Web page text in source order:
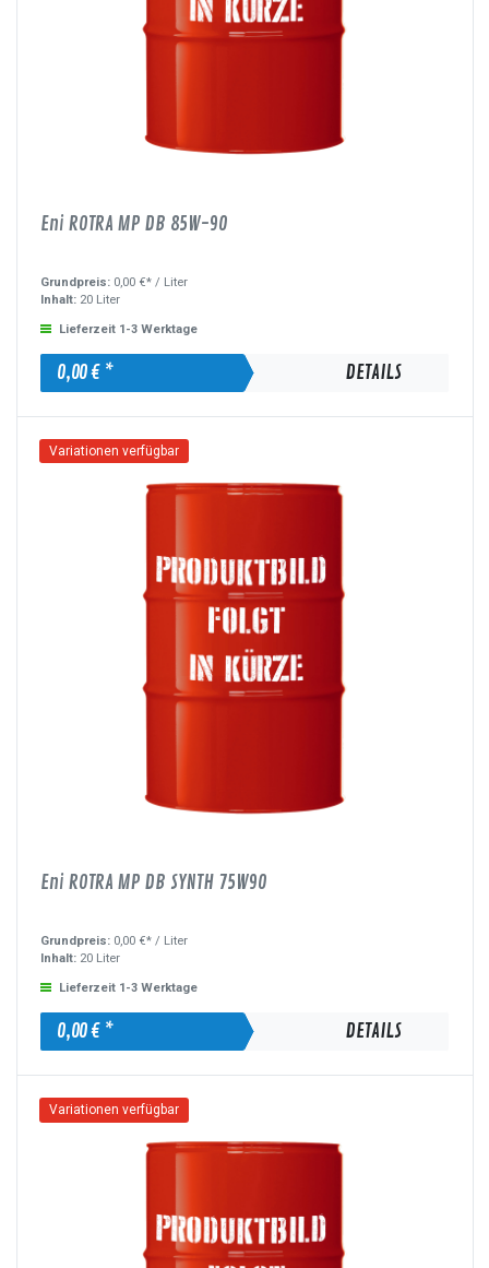
Eni ROTRA MP DB 85W-90
Grundpreis: 0,00 €* / Liter
Inhalt: 20 Liter
Lieferzeit 1-3 Werktage
0,00 € * DETAILS
Variationen verfügbar
Eni ROTRA MP DB SYNTH 75W90
Grundpreis: 0,00 €* / Liter
Inhalt: 20 Liter
Lieferzeit 1-3 Werktage
0,00 € * DETAILS
Variationen verfügbar